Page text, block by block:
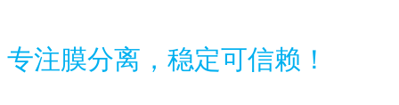
专注膜分离，稳定可信赖！